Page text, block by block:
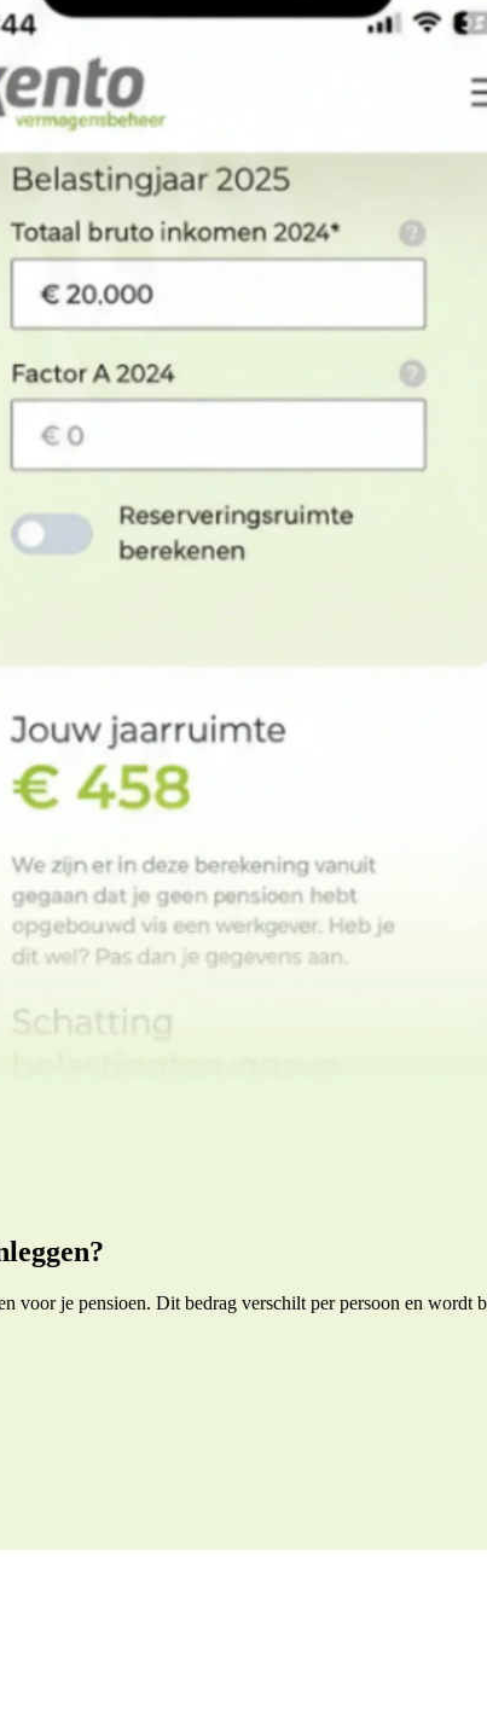
voor je pensioen. Dit bedrag verschilt per persoon en wordt